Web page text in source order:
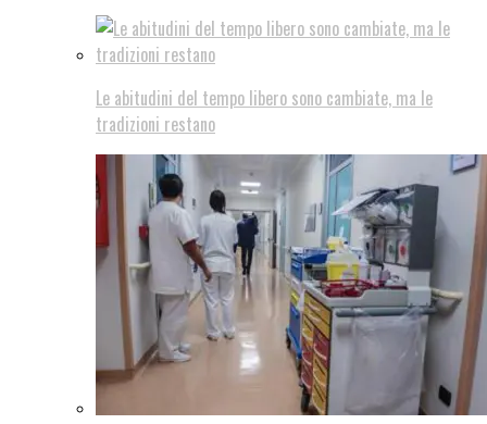
Le abitudini del tempo libero sono cambiate, ma le
tradizioni restano